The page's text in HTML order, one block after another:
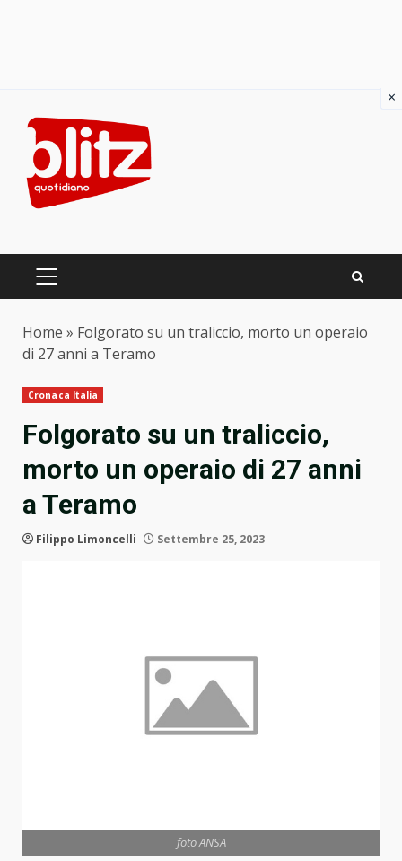
content
PRIMARY
Home » Folgorato su un traliccio, morto un operaio
di 27 anni a Teramo
Cronaca Italia
Folgorato su un traliccio,
morto un operaio di 27 anni
a Teramo
Filippo Limoncelli Settembre 25, 2023
foto ANSA
×